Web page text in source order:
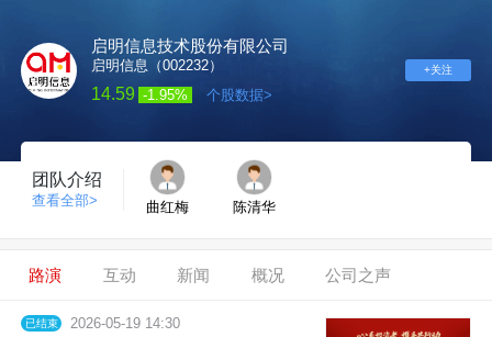
启明信息技术股份有限公司
启明信息（002232）
14.59 -1.95% 个股数据>
+关注
团队介绍
查看全部> 曲红梅 陈清华
路演 互动 新闻 概况 公司之声
已结束 2026-05-19 14:30